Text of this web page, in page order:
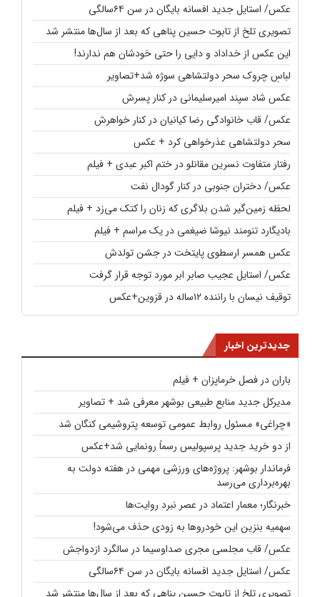
عکس/ استایل جدید افسانه بایگان در سن ۶۴سالگی
تصویری تلخ از تابوت حسین پناهی که بعد از سال‌ها منتشر شد
این عکس از خداداد و دایی را حتی خودشان هم ندارند!
لباسِ چروک سحر دولتشاهی سوژه شد+تصاویر
عکس شاد سپند امیرسلیمانی در کنار پسرش
عکس/ قاب خانوادگی رضا کیانیان در کنار خواهرش
سحر دولتشاهی عذرخواهی کرد + عکس
رفتار متفاوت نسرین مقانلو در ختم اکبر عبدی + فیلم
عکس/ دختران جنوبی در کنار گودال نفت
لحظه زمین‌گیر شدن بلاگری که زنان را کتک می‌زد + فیلم
بادیگارد تنومند نیوشا ضیغمی در یک مراسم + فیلم
عکس همسر ارسطوی پایتخت در جشن تولدش
عکس/ استایل عجیب صابر ابر مورد توجه قرار گرفت
توقیف نیسان با راننده ۱۲ساله در قزوین+عکس
جدیدترین اخبار
باران در فصل خرماپزان + فیلم
مدیرکل جدید منابع طبیعی بوشهر معرفی شد + تصاویر
«چراغی» مسئول روابط عمومی توسعه پتروشیمی کنگان شد
از دو خرید جدید پرسپولیس رسماً رونمایی شد+عکس
فرماندار بوشهر: پروژه‌های ورزشی مهمی در هفته دولت به
بهره‌برداری می‌رسد
خبرنگار؛ معمار اعتماد در عصر نبرد روایت‌ها
سهمیه بنزین این خودروها به زودی حذف می‌شود!
عکس/ قاب مجلسی مجری صداوسیما در سالگرد ازدواجش
عکس/ استایل جدید افسانه بایگان در سن ۶۴سالگی
تصویری تلخ از تابوت حسین پناهی که بعد از سال‌ها منتشر شد